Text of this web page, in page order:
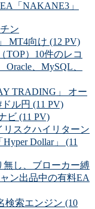
「NAKANE3」
ン
MT4向け (12 PV)
TOP）10件のレコ
、MySQL、
TRADING」 オー
ル円 (11 PV)
ビ (11 PV)
リスクハイリターン
Dollar」 (11
無し、ブローカー縛
ン出品中の有料EA
検索エンジン (10